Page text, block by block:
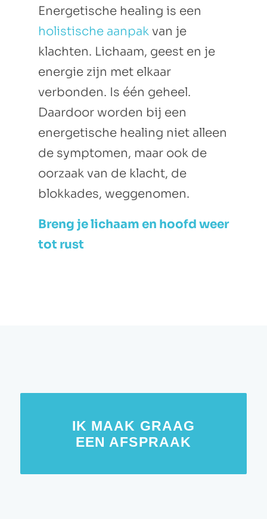
Energetische healing is een
holistische aanpakvan je
klachten. Lichaam, geest en je
energie zijn met elkaar
verbonden. Is één geheel.
Daardoor worden bij een
energetische healing niet alleen
de symptomen, maar ook de
oorzaak van de klacht, de
blokkades, weggenomen.
Breng je lichaam en hoofd weer
tot rust
IK MAAK GRAAG
EEN AFSPRAAK